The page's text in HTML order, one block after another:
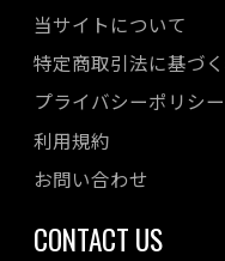
当サイトについて
特定商取引法に基づ
プライバシーポリシー
利用規約
お問い合わせ
CONTACT US